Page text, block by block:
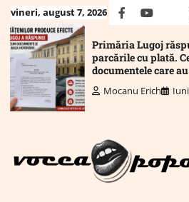
Skip
to
content
vineri, august 7, 2026 facebookyoutube
Primăria Lugoj
parcările cu plată.
documentele care
Mocanu Erich